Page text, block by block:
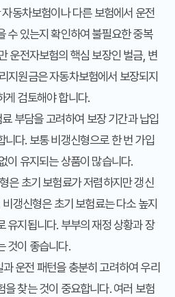
동차보험이나 다른 보험에서 운전
수 있는지 확인하여 불필요한 중복
운전자보험의 핵심 보장인 벌금, 변
지원금은 자동차보험에서 보장되지
게 검토해야 합니다.
료 부담을 고려하여 보장 기간과 납입
니다. 보통 비갱신형으로 한 번 가입
이 유지되는 상품이 많습니다.
은 초기 보험료가 저렴하지만 갱신
갱신형은 초기 보험료는 다소 높지
유지됩니다. 부부의 재정 상황과 장
것이 좋습니다.
운전 패턴을 충분히 고려하여 우리
찾는 것이 중요합니다. 여러 보험